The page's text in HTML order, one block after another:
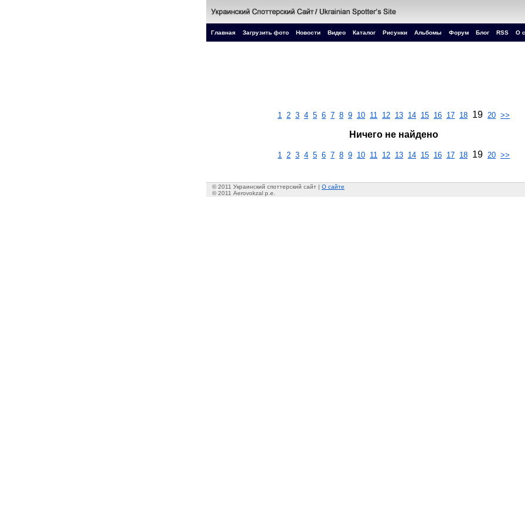
Главная Загрузить фото Новости Видео Каталог Рисунки Альбомы Форум Блог RSS О
1 2 3 4 5 6 7 8 9 10 11 12 13 14 15 16 17 18 19 20 >>
Ничего не найдено
1 2 3 4 5 6 7 8 9 10 11 12 13 14 15 16 17 18 19 20 >>
© 2011 Украинский споттерский сайт | О сайте
© 2011 Aerovokzal p.e.